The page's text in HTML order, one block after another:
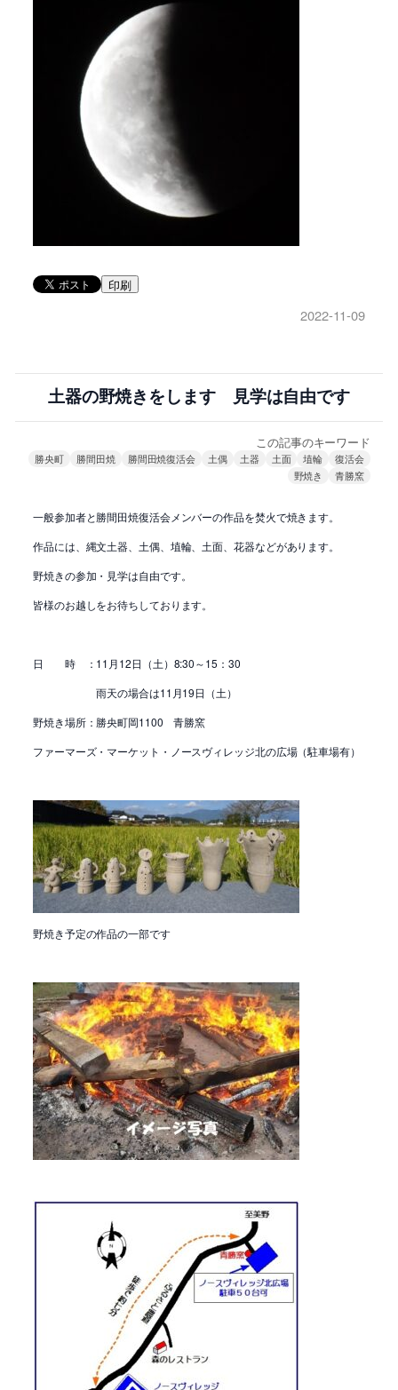
印刷
2022-11-09
土器の野焼きをします 見学は自由です
この記事のキーワード
勝央町 勝間田焼 勝間田焼復活会 土偶 土器 土面 埴輪
復活会
野焼き
青勝窯
一般参加者と勝間田焼復活会メンバーの作品を焚火で焼きます。
作品には、縄文土器、土偶、埴輪、土面、花器などがあります。
野焼きの参加・見学は自由です。
皆様のお越しをお待ちしております。
日 時 ：11月12日（土）8:30～15：30
雨天の場合は11月19日（土）
野焼き場所：勝央町岡1100 青勝窯
ファーマーズ・マーケット・ノースヴィレッジ北の広場（駐車場有）
野焼き予定の作品の一部です